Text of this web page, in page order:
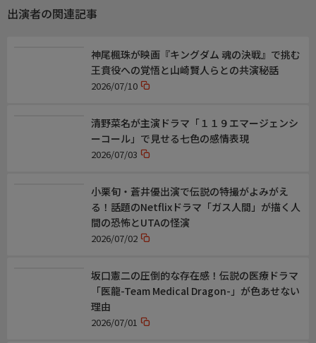
出演者の関連記事
神尾楓珠が映画『キングダム 魂の決戦』で挑む
王賁役への覚悟と山崎賢人らとの共演秘話
2026/07/10
清野菜名が主演ドラマ「１１９エマージェンシ
ーコール」で見せる七色の感情表現
2026/07/03
小栗旬・蒼井優出演で伝説の特撮がよみがえ
る！話題のNetflixドラマ「ガス人間」が描く人
間の恐怖とUTAの怪演
2026/07/02
坂口憲二の圧倒的な存在感！伝説の医療ドラマ
「医龍-Team Medical Dragon-」が色あせない
理由
2026/07/01